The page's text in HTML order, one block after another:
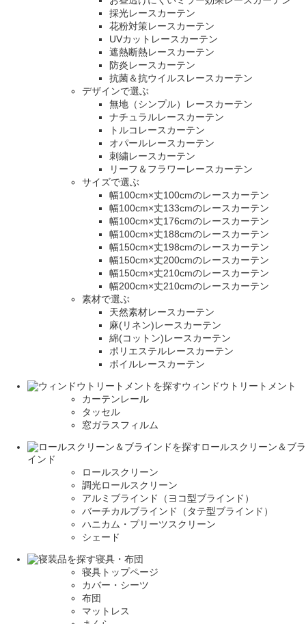
採光レースカーテン
花粉対策レースカーテン
UVカットレースカーテン
遮熱断熱レースカーテン
防炎レースカーテン
抗菌＆抗ウイルスレースカーテン
デザインで選ぶ
無地（シンプル）レースカーテン
ナチュラルレースカーテン
トルコレースカーテン
オパールレースカーテン
刺繍レースカーテン
リーフ＆フラワーレースカーテン
サイズで選ぶ
幅100cm×丈100cmのレースカーテン
幅100cm×丈133cmのレースカーテン
幅100cm×丈176cmのレースカーテン
幅100cm×丈188cmのレースカーテン
幅150cm×丈198cmのレースカーテン
幅150cm×丈200cmのレースカーテン
幅150cm×丈210cmのレースカーテン
幅200cm×丈210cmのレースカーテン
素材で選ぶ
天然素材レースカーテン
麻(リネン)レースカーテン
綿(コットン)レースカーテン
ポリエステルレースカーテン
ボイルレースカーテン
ウィンドウトリートメント
カーテンレール
タッセル
窓ガラスフィルム
ロールスクリーン＆ブラ
インド
ロールスクリーン
調光ロールスクリーン
アルミブラインド（ヨコ型ブラインド）
バーチカルブラインド（タテ型ブラインド）
ハニカム・プリーツスクリーン
シェード
寝具・布団
寝具トップページ
カバー・シーツ
布団
マットレス